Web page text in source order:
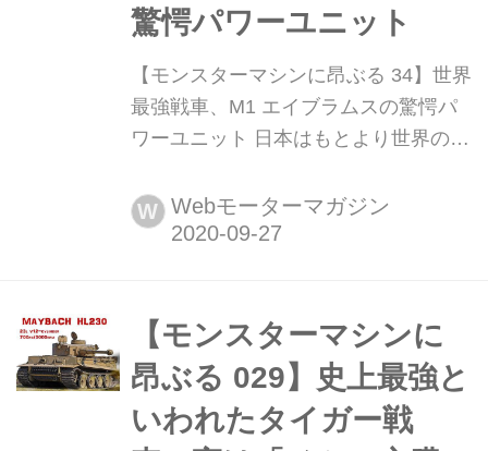
驚愕パワーユニット
【モンスターマシンに昂ぶる 34】世界
最強戦車、M1 エイブラムスの驚愕パ
ワーユニット 日本はもとより世界の
乗り物のスゴいメカニズムを紹介して
きた「モンスターマシンに昂ぶる」。
エイブラムス戦車のパワーパックを紹
介しよう。(今回の記事は2018年4月当
時の...
W Webモーターマガジン
【モンスターマシンに
昂ぶる 029】史上最強と
いわれたタイガー戦